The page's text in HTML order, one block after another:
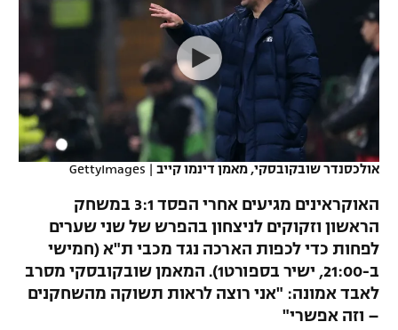
VOD
רץ ברשת
לוח שידורים
ברחבה
נבחרת ישראל
מכבי חיפה
בית"ר ירושלים
מכבי תל אביב
הפועל חיפה
הפועל באר שבע
מכבי נתניה
ליגה ספרדית
ליגה איטלקית
ליגה צרפתית
ליגה הולנדית
ליגה טורקית
ליגה סינית
ליגה ברזילאית
כדורסל נשים
מכבי תל אביב
הפועל חולון
הפועל ירושלים
יורוליג
יורוקאפ
טניס
כדוריד
כדורעף
ג'ודו
אגרוף
ספורט אולימפי
אולכסנדר שובקובסקי, מאמן דינמו קייב |
GettyImages
האוקראינים מגיעים אחרי הפסד 3:1 במשחק
הראשון וזקוקים לניצחון בהפרש של שני שערים
לפחות כדי לכפות הארכה נגד מכבי ת"א (חמישי
ב-21:00, ישיר בספורט1). המאמן שובקובסקי מסרב
לאבד אמונה: "אני רוצה לראות תשוקה מהשחקנים
– וזה אפשרי"